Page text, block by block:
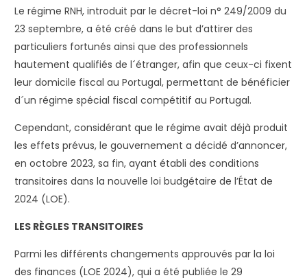
Le régime RNH, introduit par le décret-loi n° 249/2009 du
23 septembre, a été créé dans le but d’attirer des
particuliers fortunés ainsi que des professionnels
hautement qualifiés de l´étranger, afin que ceux-ci fixent
leur domicile fiscal au Portugal, permettant de bénéficier
d´un régime spécial fiscal compétitif au Portugal.
Cependant, considérant que le régime avait déjà produit
les effets prévus, le gouvernement a décidé d’annoncer,
en octobre 2023, sa fin, ayant établi des conditions
transitoires dans la nouvelle loi budgétaire de l’État de
2024 (LOE).
LES RÈGLES TRANSITOIRES
Parmi les différents changements approuvés par la loi
des finances (LOE 2024), qui a été publiée le 29